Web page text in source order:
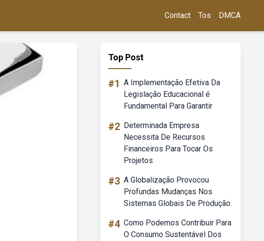
Contact Tos DMCA
Top Post
#1 A Implementação Efetiva Da
Legislação Educacional é
Fundamental Para Garantir
#2 Determinada Empresa
Necessita De Recursos
Financeiros Para Tocar Os
Projetos
#3 A Globalização Provocou
Profundas Mudanças Nos
Sistemas Globais De Produção.
#4 Como Podemos Contribuir Para
O Consumo Sustentável Dos